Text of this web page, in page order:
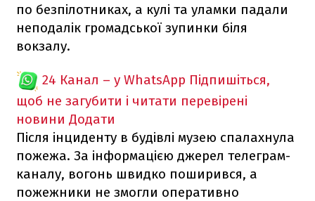
по безпілотниках, а кулі та уламки падали
неподалік громадської зупинки біля
вокзалу.
24 Канал – у WhatsApp Підпишіться,
щоб не загубити і читати перевірені
новини Додати
Після інциденту в будівлі музею спалахнула
пожежа. За інформацією джерел телеграм-
каналу, вогонь швидко поширився, а
пожежники не змогли оперативно